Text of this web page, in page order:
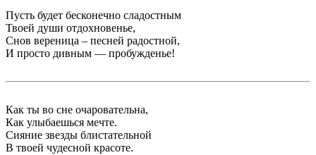
Пусть будет бесконечно сладостным
Твоей души отдохновенье,
Снов вереница – песней радостной,
И просто дивным — пробужденье!
Как ты во сне очаровательна,
Как улыбаешься мечте.
Сияние звезды блистательной
В твоей чудесной красоте.